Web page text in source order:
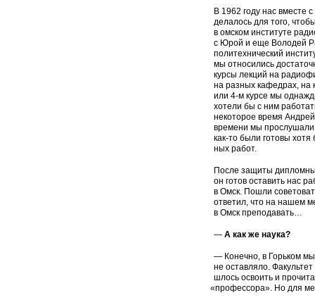
В 1962 году нас вместе
делалось для того,
в ом­ском институте
с Юрой и еще Володей
политехнический
мы относились
курсы лекций на
на разных кафедрах, на
или 4-м курсе мы
хотели бы с ним
некоторое время
времени мы прослушали
как-то были готовы хотя
ных работ.
После защиты
он готов оставить нас
в Омск. Пошли
ответил, что на нашем
в Омск преподавать…
—А как же наука?
— Конечно, в Горьком
не оставляло.
шлось освоить и
«профессора». Но для